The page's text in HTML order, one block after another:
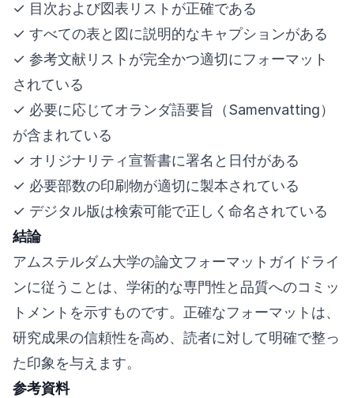
✓ 目次および図表リストが正確である
✓ すべての表と図に説明的なキャプションがある
✓ 参考文献リストが完全かつ適切にフォーマット
されている
✓ 必要に応じてオランダ語要旨（Samenvatting）
が含まれている
✓ オリジナリティ宣誓書に署名と日付がある
✓ 必要部数の印刷物が適切に製本されている
✓ デジタル版は検索可能で正しく命名されている
結論
アムステルダム大学の論文フォーマットガイドライ
ンに従うことは、学術的な専門性と品質へのコミッ
トメントを示すものです。正確なフォーマットは、
研究成果の信頼性を高め、読者に対して明確で整っ
た印象を与えます。
参考資料